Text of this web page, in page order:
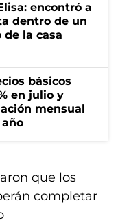
encontró a
dentro de un
de la casa
básicos
en julio y
mensual
que los
completar